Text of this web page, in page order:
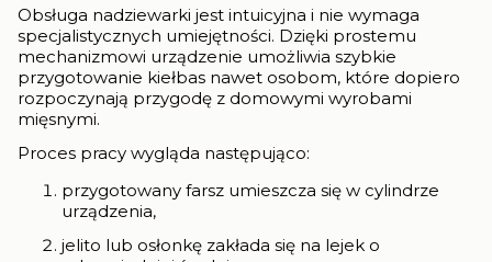
Obsługa nadziewarki jest intuicyjna i nie wymaga
specjalistycznych umiejętności. Dzięki prostemu
mechanizmowi urządzenie umożliwia szybkie
przygotowanie kiełbas nawet osobom, które dopiero
rozpoczynają przygodę z domowymi wyrobami
mięsnymi.
Proces pracy wygląda następująco:
przygotowany farsz umieszcza się w cylindrze
urządzenia,
jelito lub osłonkę zakłada się na lejek o